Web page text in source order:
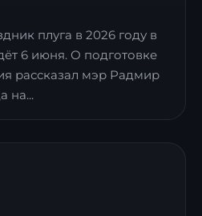
плуга в 2026 году в
6 июня. О подготовке
рассказал мэр Радмир
на...